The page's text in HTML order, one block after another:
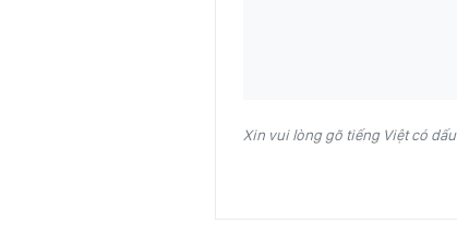
Xin vui lòng gõ tiếng Việt có dấu